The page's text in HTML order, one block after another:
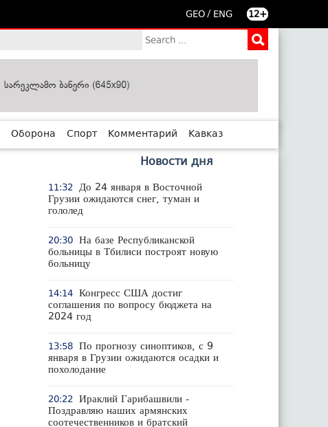
GEO / ENG 12+
Оборона Спорт Комментарий Кавказ
Новости дня
11:32
До 24 января в Восточной
Грузии ожидаются снег, туман и
гололед
20:30 На базе Республиканской
больницы в Тбилиси построят новую
больницу
14:14 Конгресс США достиг
соглашения по вопросу бюджета на
2024 год
13:58 По прогнозу синоптиков, с 9
января в Грузии ожидаются осадки и
похолодание
20:22
Ираклий Гарибашвили -
Поздравляю наших армянских
соотечественников и братский